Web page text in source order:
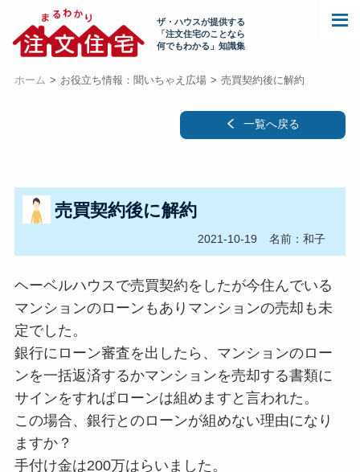
ザ・ハウスが提供する
「注文住宅のことなら
何でもわかる」知識集
ホーム お役立ち情報：聞いちゃえ広場 売買契約後に解約
一覧へ戻る
売買契約後に解約
2021-10-19 名前：和子
ヘーベルハウスで売買契約をしたが今住んでいる
マンションのローンもありマンションの売却も未
定でした。
銀行にローン審査を出したら、マンションのロー
ンを一括返済するかマンションを売却する書類に
サインをすればローンは組めますと言われた。
この場合、銀行とのローンが組めない理由になり
ますか？
手付け金は200万はらいました。